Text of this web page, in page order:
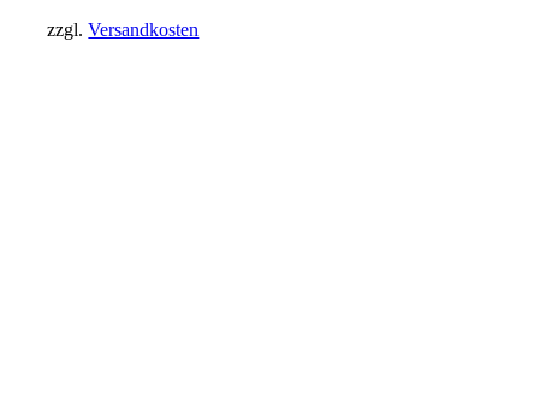
zzgl.Versandkosten